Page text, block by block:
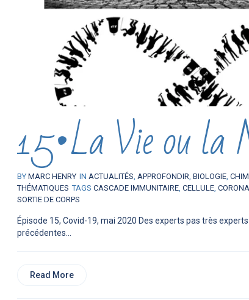
15•La Vie ou
BY MARC HENRY IN ACTUALITÉS, APPROFONDIR, BIOLOGIE,
THÉMATIQUES TAGS CASCADE IMMUNITAIRE, CELLULE,
SORTIE DE CORPS
Épisode 15, Covid-19, mai 2020 Des experts pas très
précédentes...
Read More